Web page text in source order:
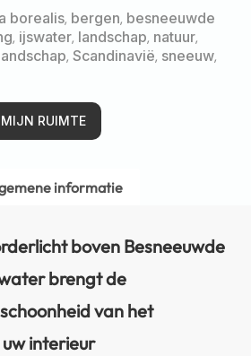
borealis, bergen, besneeuwde
, ijswater, landschap, natuur,
, Scandinavië, sneeuw,
MIJN RUIMTE
informatie
boven Besneeuwde
brengt de
van het
interieur